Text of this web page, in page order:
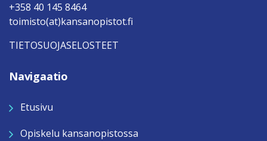
+358 40 145 8464
toimisto(at)kansanopistot.fi
TIETOSUOJASELOSTEET
Navigaatio
Etusivu
Opiskelu kansanopistossa